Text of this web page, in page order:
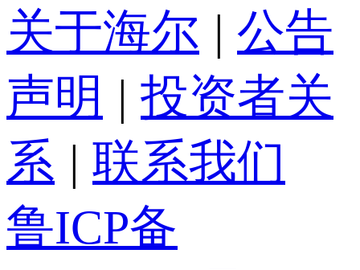
关于海尔 | 公告
声明 | 投资者关
系 | 联系我们
鲁ICP备